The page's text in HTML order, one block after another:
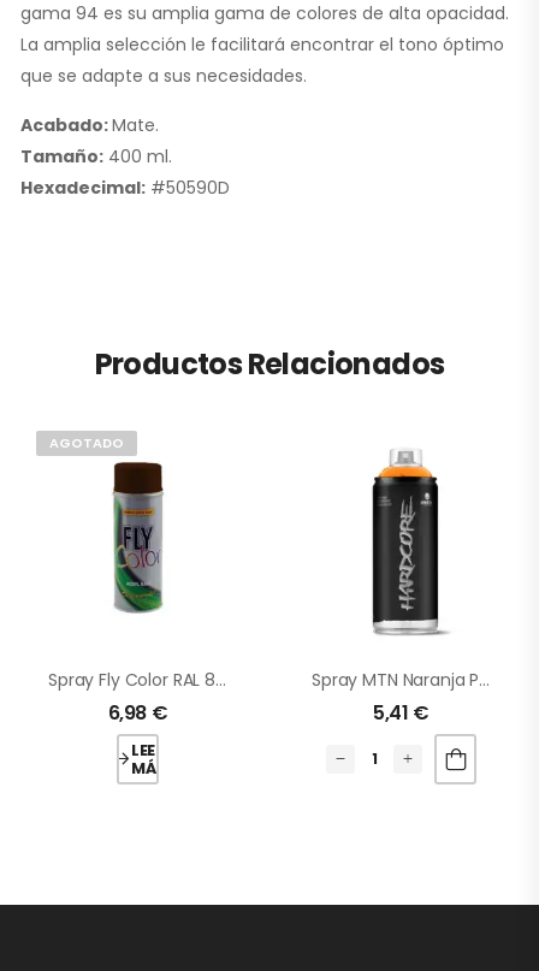
gama 94 es su amplia gama de colores de alta opacidad.
La amplia selección le facilitará encontrar el tono óptimo
que se adapte a sus necesidades.
Acabado:Mate.
Tamaño: 400 ml.
Hexadecimal: #50590D
Productos Relacionados
AGOTADO
Spray Fly Color RAL 8017 Marrón Chocolate
6,98 €
LEER
MÁS
Spray MTN Naranja Pastel
5,41 €